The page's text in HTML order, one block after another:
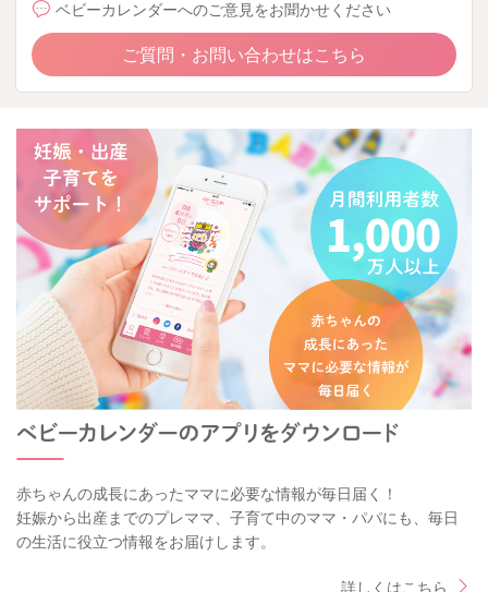
ベビーカレンダーへのご意見をお聞かせください
ご質問・お問い合わせはこちら
赤ちゃんの成長にあったママに必要な情報が毎日届く！
妊娠から出産までのプレママ、子育て中のママ・パパにも、毎日
の生活に役立つ情報をお届けします。
詳しくはこちら